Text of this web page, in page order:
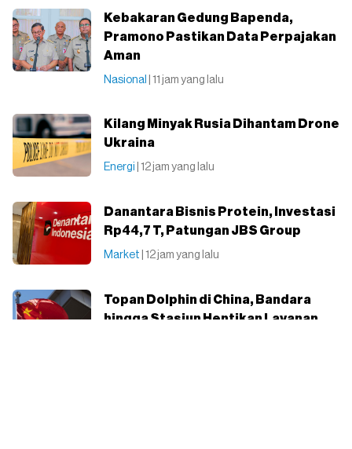
Kebakaran Gedung Bapenda,
Pramono Pastikan Data Perpajakan
Aman
Nasional | 11 jam yang lalu
Kilang Minyak Rusia Dihantam Drone
Ukraina
Energi | 12 jam yang lalu
Danantara Bisnis Protein, Investasi
Rp44,7 T, Patungan JBS Group
Market | 12 jam yang lalu
Topan Dolphin di China, Bandara
hingga Stasiun Hentikan Layanan